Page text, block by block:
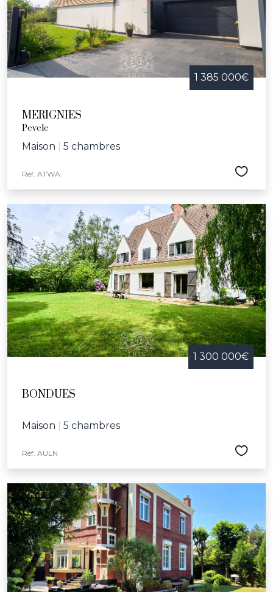
1 385 000€
MERIGNIES
Pevele
Maison 5 chambres
Réf. ATWA
1 300 000€
BONDUES
Maison 5 chambres
Réf. AULN